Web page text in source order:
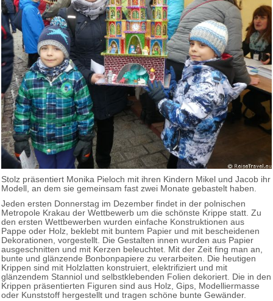
Stolz präsentiert Monika Pieloch mit ihren Kindern Mikel und Jacob ihr
Modell, an dem sie gemeinsam fast zwei Monate gebastelt haben.
Jeden ersten Donnerstag im Dezember findet in der polnischen
Metropole Krakau der Wettbewerb um die schönste Krippe statt. Zu
den ersten Wettbewerben wurden einfache Konstruktionen aus
Pappe oder Holz, beklebt mit buntem Papier und mit bescheidenen
Dekorationen, vorgestellt. Die Gestalten innen wurden aus Papier
ausgeschnitten und mit Kerzen beleuchtet. Mit der Zeit fing man an,
bunte und glänzende Bonbonpapiere zu verarbeiten. Die heutigen
Krippen sind mit Holzlatten konstruiert, elektrifiziert und mit
glänzendem Stanniol und selbstklebenden Folien dekoriert. Die in den
Krippen präsentierten Figuren sind aus Holz, Gips, Modelliermasse
oder Kunststoff hergestellt und tragen schöne bunte Gewänder.